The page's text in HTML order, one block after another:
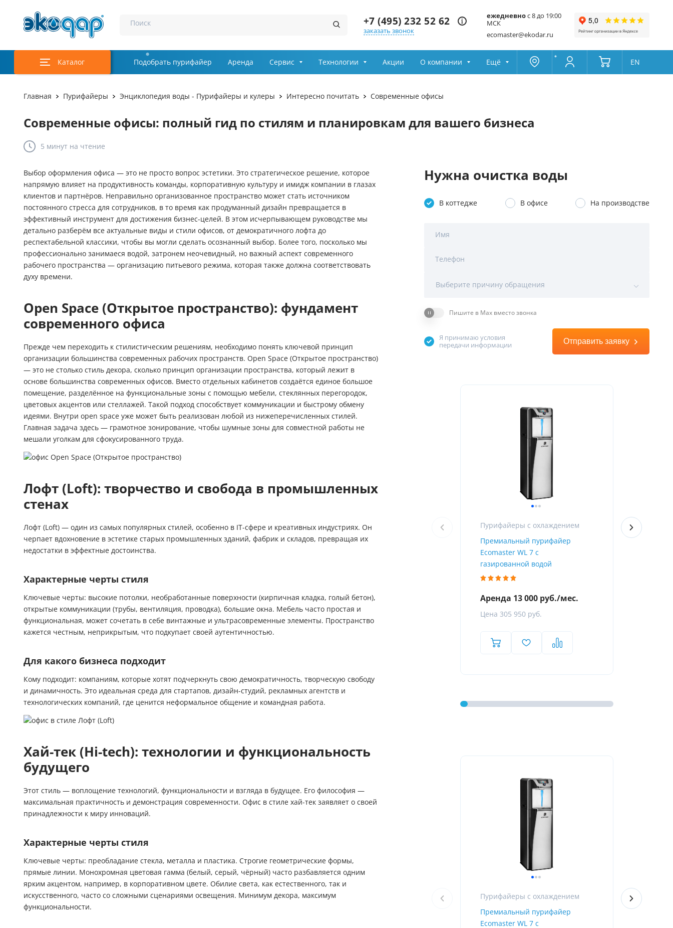
Поиск +7 (495) 232 52 62
Заказ звонка
передачи информации
Фирменные магазины
заказать звонок
ежедневнос 8 до 19:00
МСК
ecomaster@ekodar.ru
Каталог Подобрать пурифайер Аренда Сервис Технологии Акции О компании Ещё
Избранное
EN
Главная Пурифайеры Энциклопедия воды - Пурифайеры и кулеры Интересно почитать Современные офисы
Современные офисы: полный гид по стилям и планировкам для вашего бизнеса
5 минут на чтение
Выбор оформления офиса — это не просто вопрос эстетики. Это стратегическое решение, которое
напрямую влияет на продуктивность команды, корпоративную культуру и имидж компании в глазах
клиентов и партнёров. Неправильно организованное пространство может стать источником
постоянного стресса для сотрудников, в то время как продуманный дизайн превращается в
эффективный инструмент для достижения бизнес-целей. В этом исчерпывающем руководстве мы
детально разберём все актуальные виды и стили офисов, от демократичного лофта до
респектабельной классики, чтобы вы могли сделать осознанный выбор. Более того, посколько мы
профессионально занимаеся водой, затронем неочевидный, но важный аспект современного
рабочего пространства — организацию питьевого режима, которая также должна соответствовать
духу времени.
Open Space (Открытое пространство): фундамент
современного офиса
Прежде чем переходить к стилистическим решениям, необходимо понять ключевой принцип
организации большинства современных рабочих пространств. Open Space (Открытое пространство)
— это не столько стиль декора, сколько принцип организации пространства, который лежит в
основе большинства современных офисов. Вместо отдельных кабинетов создаётся единое большое
помещение, разделённое на функциональные зоны с помощью мебели, стеклянных перегородок,
цветовых акцентов или стеллажей. Такой подход способствует коммуникации и быстрому обмену
идеями. Внутри open space уже может быть реализован любой из нижеперечисленных стилей.
Главная задача здесь — грамотное зонирование, чтобы шумные зоны для совместной работы не
мешали уголкам для сфокусированного труда.
Лофт (Loft): творчество и свобода в промышленных
стенах
Лофт (Loft) — один из самых популярных стилей, особенно в IT-сфере и креативных индустриях. Он
черпает вдохновение в эстетике старых промышленных зданий, фабрик и складов, превращая их
недостатки в эффектные достоинства.
Характерные черты стиля
Ключевые черты: высокие потолки, необработанные поверхности (кирпичная кладка, голый бетон),
открытые коммуникации (трубы, вентиляция, проводка), большие окна. Мебель часто простая и
функциональная, может сочетать в себе винтажные и ультрасовременные элементы. Пространство
кажется честным, неприкрытым, что подкупает своей аутентичностью.
Для какого бизнеса подходит
Кому подходит: компаниям, которые хотят подчеркнуть свою демократичность, творческую свободу
и динамичность. Это идеальная среда для стартапов, дизайн-студий, рекламных агентств и
технологических компаний, где ценится неформальное общение и командная работа.
Хай-тек (Hi-tech): технологии и функциональность
будущего
Этот стиль — воплощение технологий, функциональности и взгляда в будущее. Его философия —
максимальная практичность и демонстрация современности. Офис в стиле хай-тек заявляет о своей
принадлежности к миру инноваций.
Характерные черты стиля
Ключевые черты: преобладание стекла, металла и пластика. Строгие геометрические формы,
прямые линии. Монохромная цветовая гамма (белый, серый, чёрный) часто разбавляется одним
ярким акцентом, например, в корпоративном цвете. Обилие света, как естественного, так и
искусственного, часто со сложными сценариями освещения. Минимум декора, максимум
функциональности.
Нужна очистка воды
В коттедже В офисе На производстве
Имя
Телефон
Выберите причину обращения
Пишите в Max вместо звонка
Я принимаю условия
передачи информации
Отправить заявку
Пурифайеры с охлаждением
Премиальный пурифайер
Ecomaster WL 7 с
газированной водой
Аренда 13 000 руб./мес.
Цена 305 950 руб.
Пурифайеры с охлаждением
Премиальный пурифайер
Ecomaster WL 7 с